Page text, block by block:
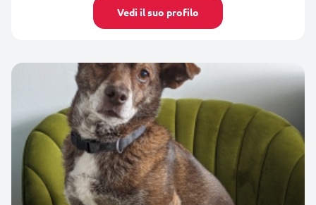
Vedi il suo profilo